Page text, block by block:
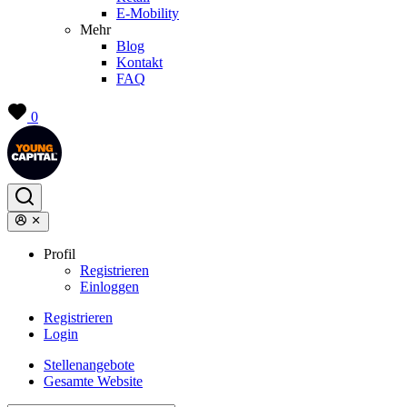
E-Mobility
Mehr
Blog
Kontakt
FAQ
0
Profil
Registrieren
Einloggen
Registrieren
Login
Stellenangebote
Gesamte Website